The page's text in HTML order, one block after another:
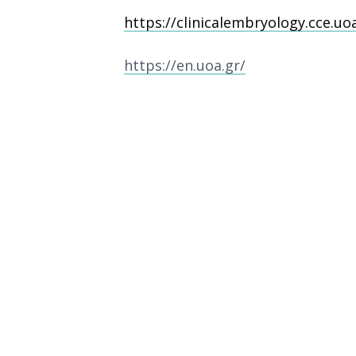
https://
https://en.uoa.gr/